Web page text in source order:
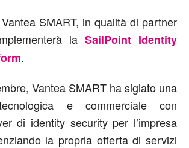
SMART, in qualità di partner
la SailPoint Identity
.
Vantea SMART ha siglato una
e commerciale con
di identity security per l’impresa
la propria offerta di servizi